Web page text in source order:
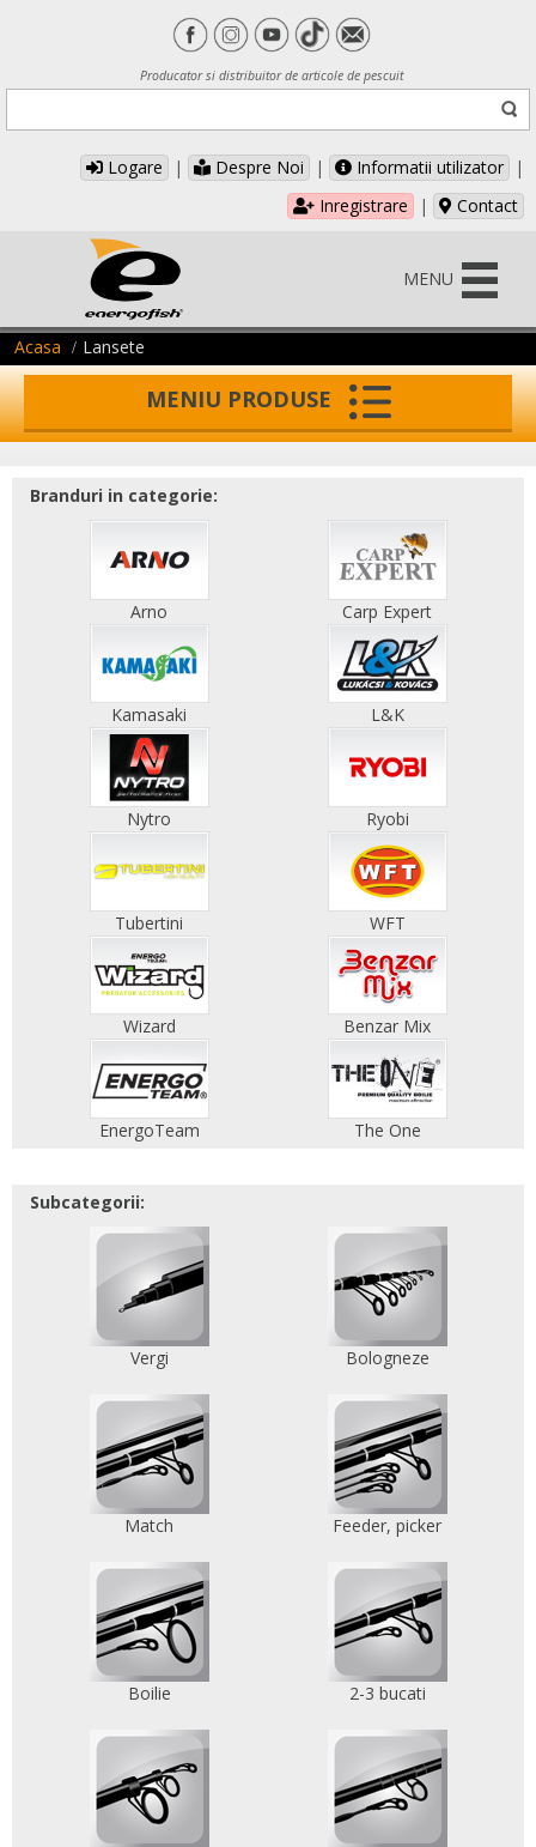
Producator si distribuitor de articole de pescuit
Logare | Despre Noi | Informatii utilizator
|
Inregistrare
| Contact
MENU
Acasa Lansete
MENIU PRODUSE
Branduri in categorie:
Arno Carp Expert
Kamasaki L&K
Nytro Ryobi
Tubertini WFT
Wizard Benzar Mix
EnergoTeam The One
Subcategorii:
Vergi Bologneze
Match Feeder, picker
Boilie 2-3 bucati